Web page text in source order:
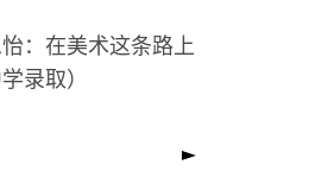
：在美术这条路上
录取）